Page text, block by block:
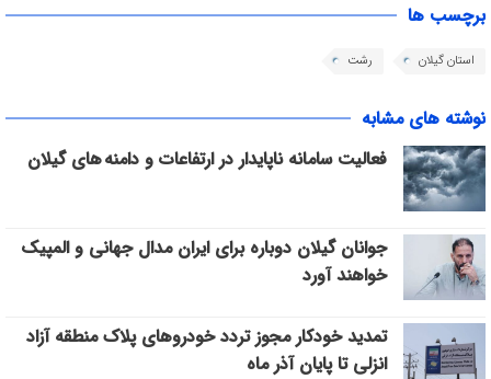
برچسب ها
استان گیلان رشت
نوشته های مشابه
فعالیت سامانه ناپایدار در ارتفاعات و دامنه های گیلان
جوانان گیلان دوباره برای ایران مدال جهانی و المپیک
خواهند آورد
تمدید خودکار مجوز تردد خودروهای پلاک منطقه آزاد
انزلی تا پایان آذر ماه